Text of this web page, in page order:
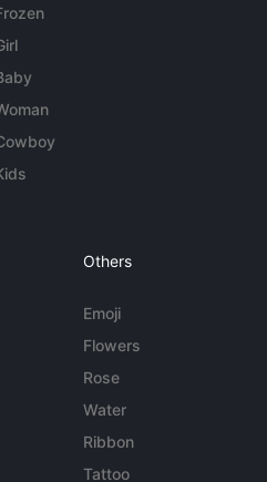
Others
Emoji
Flowers
Rose
Water
Ribbon
Tattoo